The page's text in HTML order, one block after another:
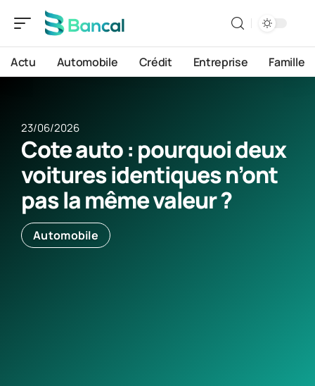
Actu Automobile Crédit Entreprise Famille
23/06/2026
Cote auto : pourquoi deux
voitures identiques n’ont
pas la même valeur ?
Automobile